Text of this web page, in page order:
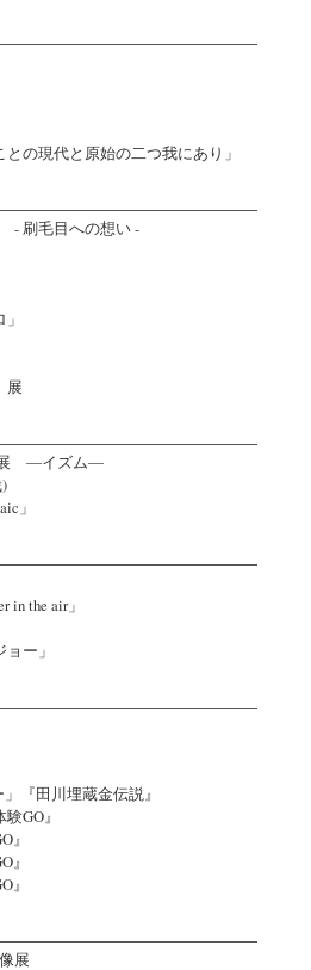
の現代と原始の二つ我にあり」
- 刷毛目への想い -
展
展 ―イズム―
」
in the air」
ー」
『田川埋蔵金伝説』
GO』
』
』
』
展